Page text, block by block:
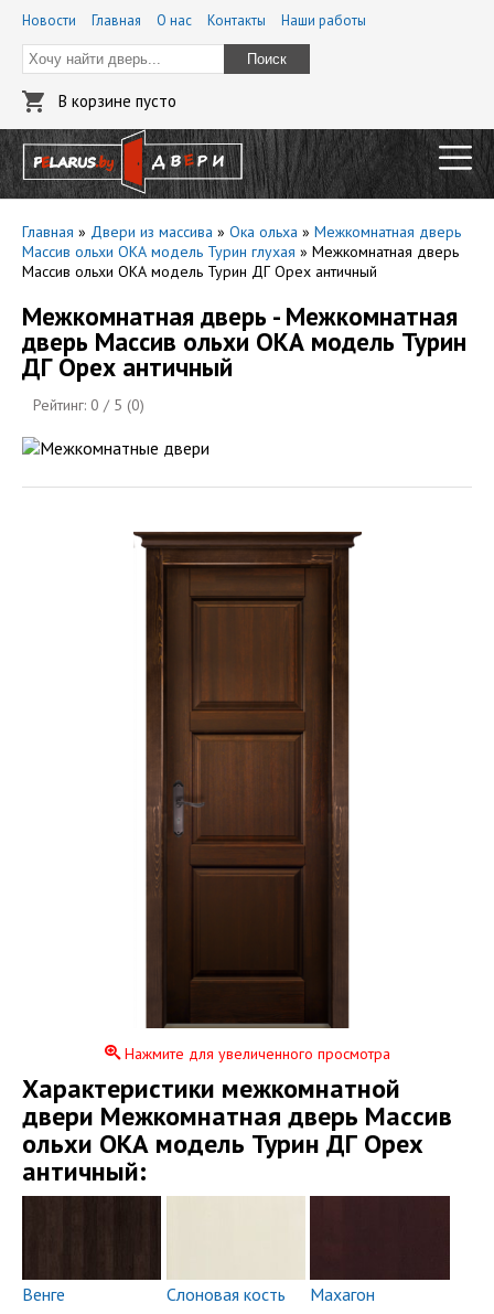
Новости Главная О нас Контакты Наши работы
Поиск
В корзине пусто
Главная » Двери из массива » Ока ольха » Межкомнатная дверь
Массив ольхи ОКА модель Турин глухая » Межкомнатная дверь
Массив ольхи ОКА модель Турин ДГ Орех античный
Межкомнатная дверь - Межкомнатная
дверь Массив ольхи ОКА модель Турин
ДГ Орех античный
Рейтинг: 0 / 5 (0)
Нажмите для увеличенного просмотра
Xарактеристики межкомнатной
двери Межкомнатная дверь Массив
ольхи ОКА модель Турин ДГ Орех
античный:
Венге Слоновая кость Махагон